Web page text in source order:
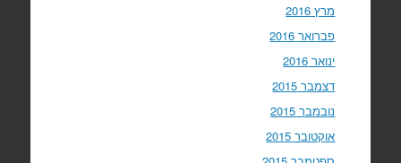
מרץ 2016
פברואר 2016
ינואר 2016
דצמבר 2015
נובמבר 2015
אוקטובר 2015